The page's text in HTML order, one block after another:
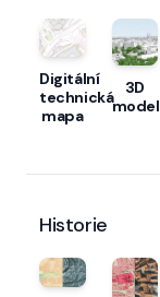
Digitální
technická
mapa
3D
model
Historie